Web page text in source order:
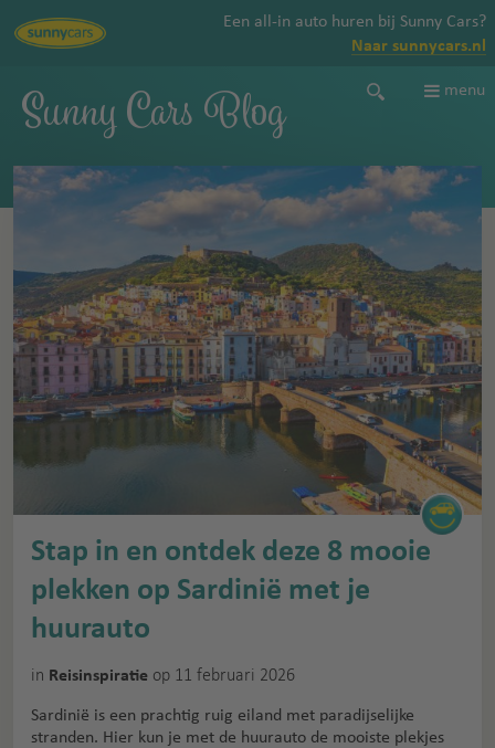
Een all-in auto huren bij Sunny Cars?
Naar sunnycars.nl
Sunny Cars Blog menu
Stap in en ontdek deze 8 mooie
plekken op Sardinië met je
huurauto
in Reisinspiratie op 11 februari 2026
Sardinië is een prachtig ruig eiland met paradijselijke
stranden. Hier kun je met de huurauto de mooiste plekjes